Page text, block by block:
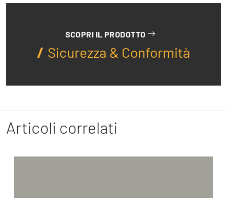
SCOPRI IL PRODOTTO
Sicurezza & Conformità
Articoli correlati